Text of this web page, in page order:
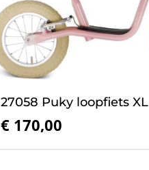
27058 Puky loopfiets XL
€ 170,00